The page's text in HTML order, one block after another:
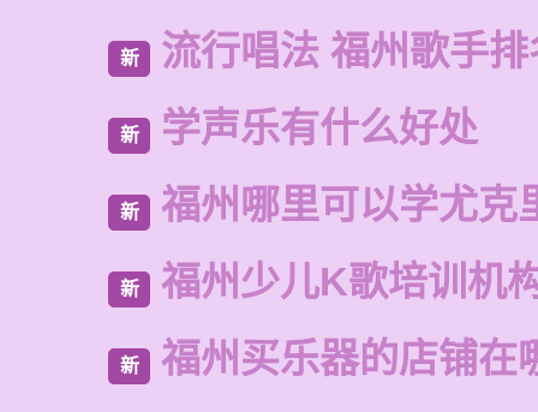
新 流行唱法 福州歌手
新 学声乐有什么好处
新 福州哪里可以学尤克
新 福州少儿K歌培训机
新 福州买乐器的店铺在